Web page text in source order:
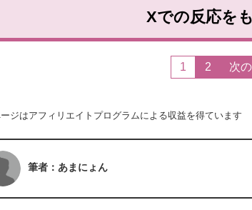
Xでの反応を
1 2 次
ジはアフィリエイトプログラムによる収益を得ています
筆者：あまにょん